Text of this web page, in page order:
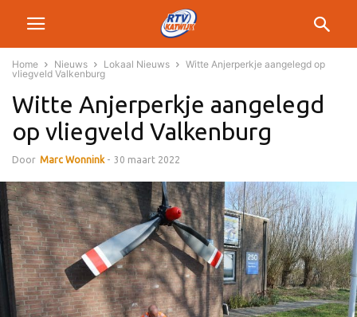
Home Nieuws Lokaal Nieuws
Witte Anjerperkje aangelegd op
vliegveld Valkenburg
Witte Anjerperkje aangelegd
op vliegveld Valkenburg
Door Marc Wonnink - 30 maart 2022